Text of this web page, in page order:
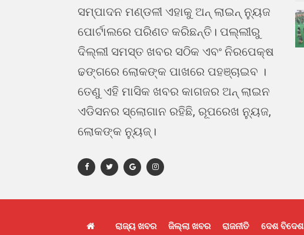
ସମ୍ପାଦନ ମଣ୍ଡଳୀ ଏହାକୁ ଅନ୍ ଲାଇନ୍ ନ୍ୟୁଜ
ପୋର୍ଟାଲରେ ପରିଣତ କରିଛନ୍ତି। ପଲ୍ଲୀରୁ
ଦିଲ୍ଲୀ ସମସ୍ତ ଖବର ସଠିକ ଏବଂ ନିରପେକ୍ଷ
ଢଙ୍ଗରେ ଲୋକଙ୍କ ପାଖରେ ପହଞ୍ଚାଇବ ।
ତେଣୁ ଏହି ମାସିକ ଖବର କାଗଜର ଅନ୍ ଲାଇନ
ଏଡିସନର ସ୍ଲୋଗାନ ରହିଛି, ରୂପରେଖ ନ୍ୟୁଜ,
ଲୋକଙ୍କ ନ୍ୟୁଜ୍।
ରାଜ୍ୟ ଖବର ଜିଲ୍ଲା ଖବର ରାଜନୀତି ଦେଶ ବିଦେଶ